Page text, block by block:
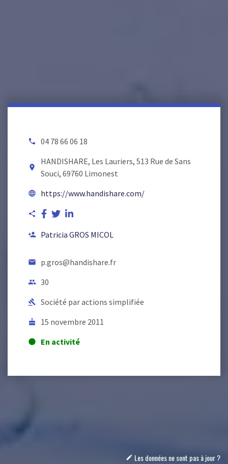
local_phone 04 78 66 06 18
room
HANDISHARE, Les Lauriers, 513 Rue de Sans
Souci, 69760 Limonest
language https://www.handishare.com/
share
person_add Patricia GROS MICOL
email p.gros@handishare.fr
people 30
gavel Société par actions simplifiée
cake 15 novembre 2011
lens En activité
mode_edit Les données ne sont pas à jour ?